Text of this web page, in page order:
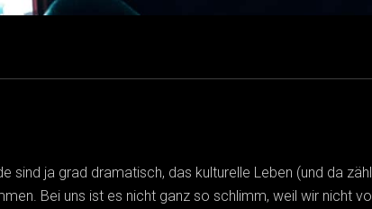
sind ja grad dramatisch, das kulturelle Leben (und da
Bei uns ist es nicht ganz so schlimm, weil wir nicht